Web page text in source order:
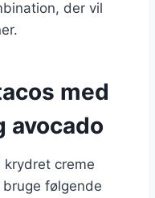
der vil
med
avocado
creme
følgende